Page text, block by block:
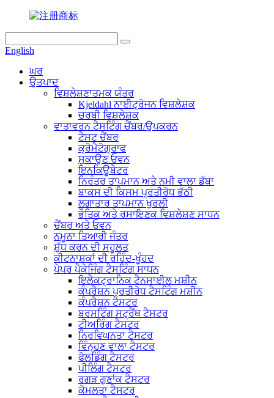
English
ਘਰ
ਉਤਪਾਦ
ਵਿਸ਼ਲੇਸ਼ਣਾਤਮਕ ਯੰਤਰ
Kjeldahl ਨਾਈਟ੍ਰੋਜਨ ਵਿਸ਼ਲੇਸ਼ਕ
ਚਰਬੀ ਵਿਸ਼ਲੇਸ਼ਕ
ਵਾਤਾਵਰਨ ਟੈਸਟਿੰਗ ਚੈਂਬਰ/ਉਪਕਰਨ
ਟੈਸਟ ਚੈਂਬਰ
ਕ੍ਰੋਮੈਟੋਗ੍ਰਾਫ
ਸੁਕਾਉਣ ਓਵਨ
ਇਨਕਿਊਬੇਟਰ
ਨਿਰੰਤਰ ਤਾਪਮਾਨ ਅਤੇ ਨਮੀ ਵਾਲਾ ਡੱਬਾ
ਬਾਕਸ ਦੀ ਕਿਸਮ ਪ੍ਰਤੀਰੋਧ ਭੱਠੀ
ਲਗਾਤਾਰ ਤਾਪਮਾਨ ਖੁਰਲੀ
ਭੌਤਿਕ ਅਤੇ ਰਸਾਇਣਕ ਵਿਸ਼ਲੇਸ਼ਣ ਸਾਧਨ
ਚੈਂਬਰ ਅਤੇ ਓਵਨ
ਨਮੂਨਾ ਤਿਆਰੀ ਜੰਤਰ
ਸ਼ੁੱਧ ਕਰਨ ਦੀ ਸਹੂਲਤ
ਕੀਟਨਾਸ਼ਕਾਂ ਦੀ ਰਹਿੰਦ-ਖੂੰਹਦ
ਪੇਪਰ ਪੈਕੇਜਿੰਗ ਟੈਸਟਿੰਗ ਸਾਧਨ
ਇਲੈਕਟ੍ਰਾਨਿਕ ਟੈਨਸਾਈਲ ਮਸ਼ੀਨ
ਕੰਪਰੈਸ਼ਨ ਪ੍ਰਤੀਰੋਧ ਟੈਸਟਿੰਗ ਮਸ਼ੀਨ
ਕੰਪਰੈਸ਼ਨ ਟੈਸਟਰ
ਬਰਸਟਿੰਗ ਸਟ੍ਰੈਂਥ ਟੈਸਟਰ
ਟੀਅਰਿੰਗ ਟੈਸਟਰ
ਨਿਰਵਿਘਨਤਾ ਟੈਸਟਰ
ਵਿੰਨ੍ਹਣ ਵਾਲਾ ਟੈਸਟਰ
ਫੋਲਡਿੰਗ ਟੈਸਟਰ
ਪੀਲਿੰਗ ਟੈਸਟਰ
ਰਗੜ ਗੁਣਾਂਕ ਟੈਸਟਰ
ਕੋਮਲਤਾ ਟੈਸਟਰ